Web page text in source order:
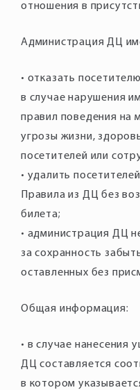
отношения в
Администрация ДЦ
• отказать
в случае нарушения
правил поведения на
угрозы жизни,
посетителей или
• удалить
Правила из ДЦ без
билета;
• администрация ДЦ
за сохранность
оставленных без
Общая информация:
• в случае нанесения
ДЦ составляется
в котором